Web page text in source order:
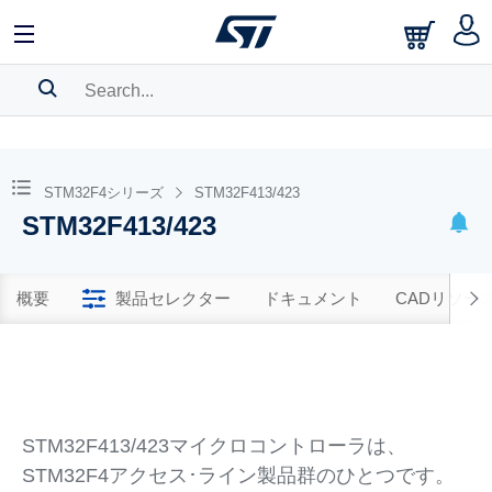
BOOKMARK
Pleaselog into show your saved searches.
STM32F4シリーズ STM32F413/423
STM32F413/423
概要 製品セレクター ドキュメント CADリソー
STM32F413/423マイクロコントローラは、
STM32F4アクセス･ライン製品群のひとつです。